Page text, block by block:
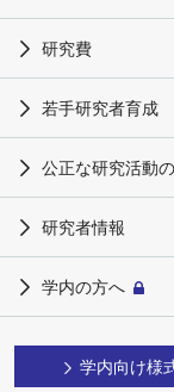
研究費
若手研究者育成
公正な研究活動
研究者情報
学内の方へ
学内向け様